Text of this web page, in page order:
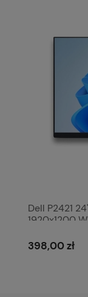
Dell P2421
1920x1200
398,00 zł